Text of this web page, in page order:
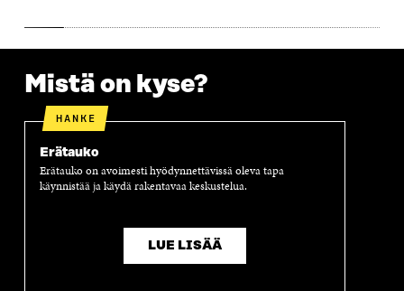
Mistä on kyse?
HANKE
Erätauko
Erätauko on avoimesti hyödynnettävissä oleva tapa
käynnistää ja käydä rakentavaa keskustelua.
LUE LISÄÄ